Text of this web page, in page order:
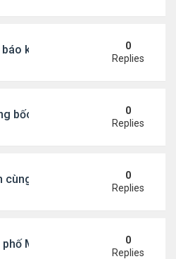
khẩn cấp
0
Replies
bốc lửa của ở Maldives
0
Replies
cùng bạn trai nghỉ dưỡng trên du
0
Replies
Mỹ
0
Replies